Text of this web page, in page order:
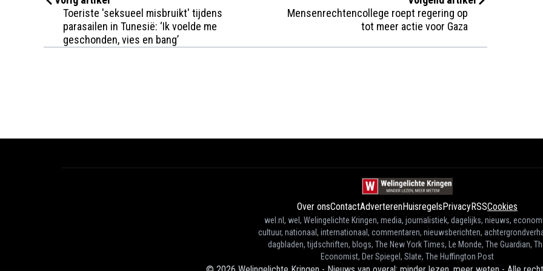
Toeriste 'seksueel misbruikt' tijdens
parasailen in Tunesië: ‘Ik voelde me
geschonden, vies en bang’
Mensenrechtencollege roept regering op
tot meer actie voor Gaza
Over onsContactAdverterenHuisregelsPrivacyRSSCookies
wel.nl, wel, Welingelichte Kringen, media, journalistiek, dagelijks, nieuws,
cultuur, nationaal, internationaal, commentaren, nieuwsberichten,
dagbladen, tijdschriften, blogs, The New York Times, Le Monde, The Guardian,
Economist, Der Spiegel, Slate, The Huffington Post